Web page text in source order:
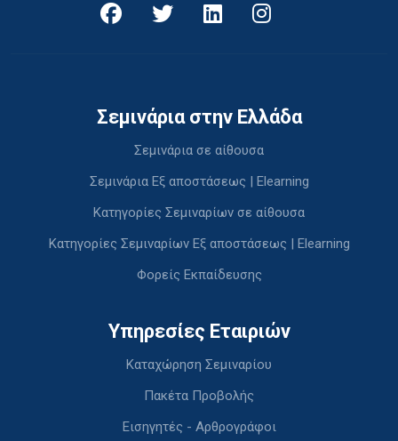
Σεμινάρια στην Ελλάδα
Σεμινάρια σε αίθουσα
Σεμινάρια Εξ αποστάσεως | Elearning
Κατηγορίες Σεμιναρίων σε αίθουσα
Κατηγορίες Σεμιναρίων Εξ αποστάσεως | Elearning
Φορείς Εκπαίδευσης
Υπηρεσίες Εταιριών
Καταχώρηση Σεμιναρίου
Πακέτα Προβολής
Εισηγητές - Αρθρογράφοι